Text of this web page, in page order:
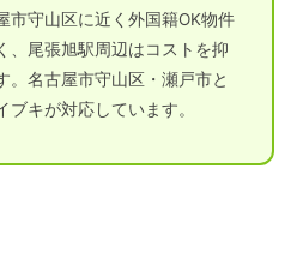
市守山区に近く外国籍OK物件
、尾張旭駅周辺はコストを抑
。名古屋市守山区・瀬戸市と
キが対応しています。